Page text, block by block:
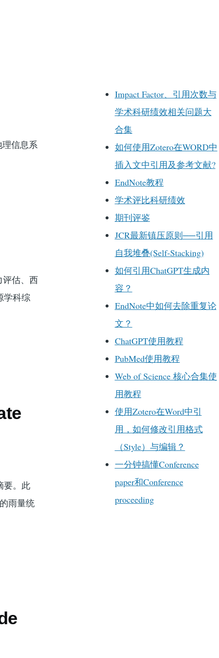
理信息系
评估、西
学科综
要。此
雨量统
Impact Factor、引用次数与
学术科研绩效相关问题大
合集
如何使用Zotero在WORD中
插入文中引用及参考文献?
EndNote教程
学术评比科研绩效
期刊评鉴
JCR最新镇压原则──引用
自我堆叠(Self-Stacking)
如何引用ChatGPT生成内
容？
EndNote中如何去除重复论
文？
ChatGPT使用教程
PubMed使用教程
Web of Science 核心合集使
用教程
使用Zotero在Word中引
用，如何修改引用格式
（Style）与编辑？
一分钟搞懂Conference
paper和Conference
proceeding